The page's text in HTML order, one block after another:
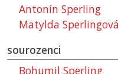
Antonín Sperling
Matylda
sourozenci
Bohumil Sperling